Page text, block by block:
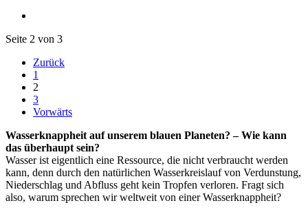
Seite 2 von 3
Zurück
1
2
3
Vorwärts
Wasserknappheit auf unserem blauen Planeten? – Wie kann
das überhaupt sein?
Wasser ist eigentlich eine Ressource, die nicht verbraucht werden
kann, denn durch den natürlichen Wasserkreislauf von Verdunstung,
Niederschlag und Abfluss geht kein Tropfen verloren. Fragt sich
also, warum sprechen wir weltweit von einer Wasserknappheit?